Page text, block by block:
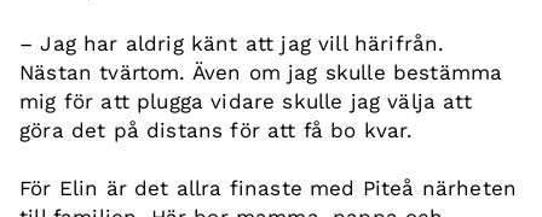
– Jag har aldrig känt att jag vill härifrån.
Nästan tvärtom. Även om jag skulle bestämma
mig för att plugga vidare skulle jag välja att
göra det på distans för att få bo kvar.
För Elin är det allra finaste med Piteå närheten